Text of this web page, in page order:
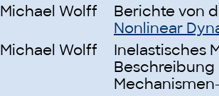
Michael Wolff
Berichte von
Nonlinear
Michael Wolff
Inelastisches
Beschreibung